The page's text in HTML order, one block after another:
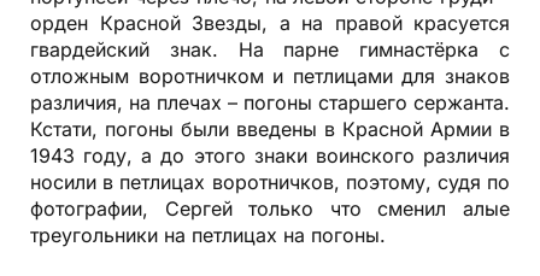
орден Красной Звезды, а на правой красуется
гвардейский знак. На парне гимнастёрка с
отложным воротничком и петлицами для знаков
различия, на плечах – погоны старшего сержанта.
Кстати, погоны были введены в Красной Армии в
1943 году, а до этого знаки воинского различия
носили в петлицах воротничков, поэтому, судя по
фотографии, Сергей только что сменил алые
треугольники на петлицах на погоны.